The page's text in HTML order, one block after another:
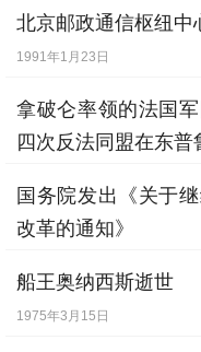
北京邮政通信枢纽中
1991年1月23日
拿破仑率领的法国
四次反法同盟在东
国务院发出《关于
改革的通知》
船王奥纳西斯逝世
1975年3月15日